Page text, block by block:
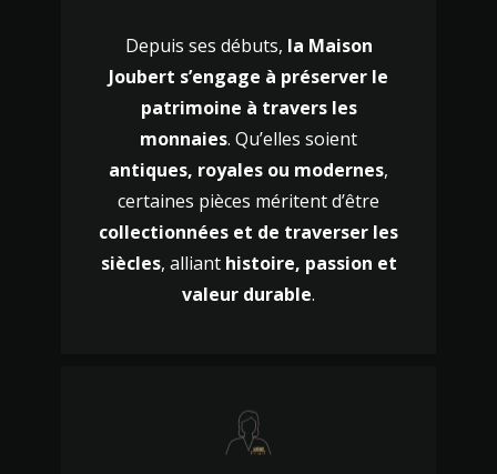
Depuis ses débuts, la Maison
Joubert s’engage à préserver le
patrimoine à travers les
monnaies. Qu’elles soient
antiques, royales ou modernes,
certaines pièces méritent d’être
collectionnées et de traverser les
siècles, alliant histoire, passion et
valeur durable.